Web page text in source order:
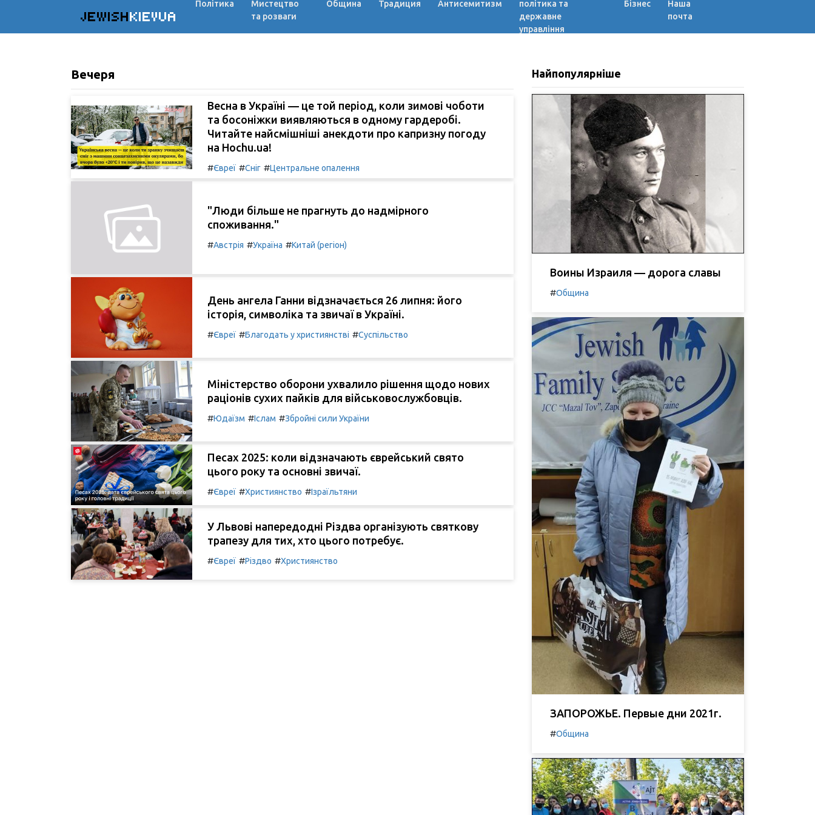
JEWISHKIEVUA
Політика
Мистецтво
та розваги
Община Традиция Антисемитизм
політика та
державне
управління
Бізнес
Наша
почта
Вечеря
Весна в Україні — це той період, коли зимові чоботи
та босоніжки виявляються в одному гардеробі.
Читайте найсмішніші анекдоти про капризну погоду
на Hochu.ua!
#Євреї #Сніг #Центральне опалення
"Люди більше не прагнуть до надмірного
споживання."
#Австрія #Україна #Китай (регіон)
День ангела Ганни відзначається 26 липня: його
історія, символіка та звичаї в Україні.
#Євреї #Благодать у християнстві #Суспільство
Міністерство оборони ухвалило рішення щодо нових
раціонів сухих пайків для військовослужбовців.
#Юдаїзм #Іслам #Збройні сили України
Песах 2025: коли відзначають єврейський свято
цього року та основні звичаї.
#Євреї #Християнство #Ізраїльтяни
У Львові напередодні Різдва організують святкову
трапезу для тих, хто цього потребує.
#Євреї #Різдво #Християнство
Найпопулярніше
Воины Израиля — дорога славы
#Община
ЗАПОРОЖЬЕ. Первые дни 2021г.
#Община